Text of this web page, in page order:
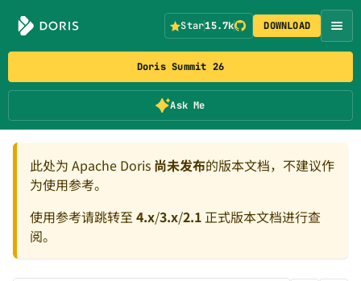
Doris Summit 26
Ask Me
Star15.7k DOWNLOAD
此处为 Apache Doris 尚未发布的版本文档，不建议作
为使用参考。
使用参考请跳转至 4.x/3.x/2.1正式版本文档进行查
阅。